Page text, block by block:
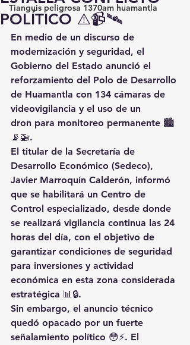
Tianguis peligrosa 1370am huamantla
POLÍTICO ⚠️📹🛰️
En medio de un discurso de
modernización y seguridad, el
Gobierno del Estado anunció el
reforzamiento del Polo de Desarrollo
de Huamantla con 134 cámaras de
videovigilancia y el uso de un
dron para monitoreo permanente 🏙️
📡🚁.
El titular de la Secretaría de
Desarrollo Económico (Sedeco),
Javier Marroquín Calderón, informó
que se habilitará un Centro de
Control especializado, desde donde
se realizará vigilancia continua las 24
horas del día, con el objetivo de
garantizar condiciones de seguridad
para inversiones y actividad
económica en esta zona considerada
estratégica 📊🔒.
Sin embargo, el anuncio técnico
quedó opacado por un fuerte
señalamiento político 😳⚡. El